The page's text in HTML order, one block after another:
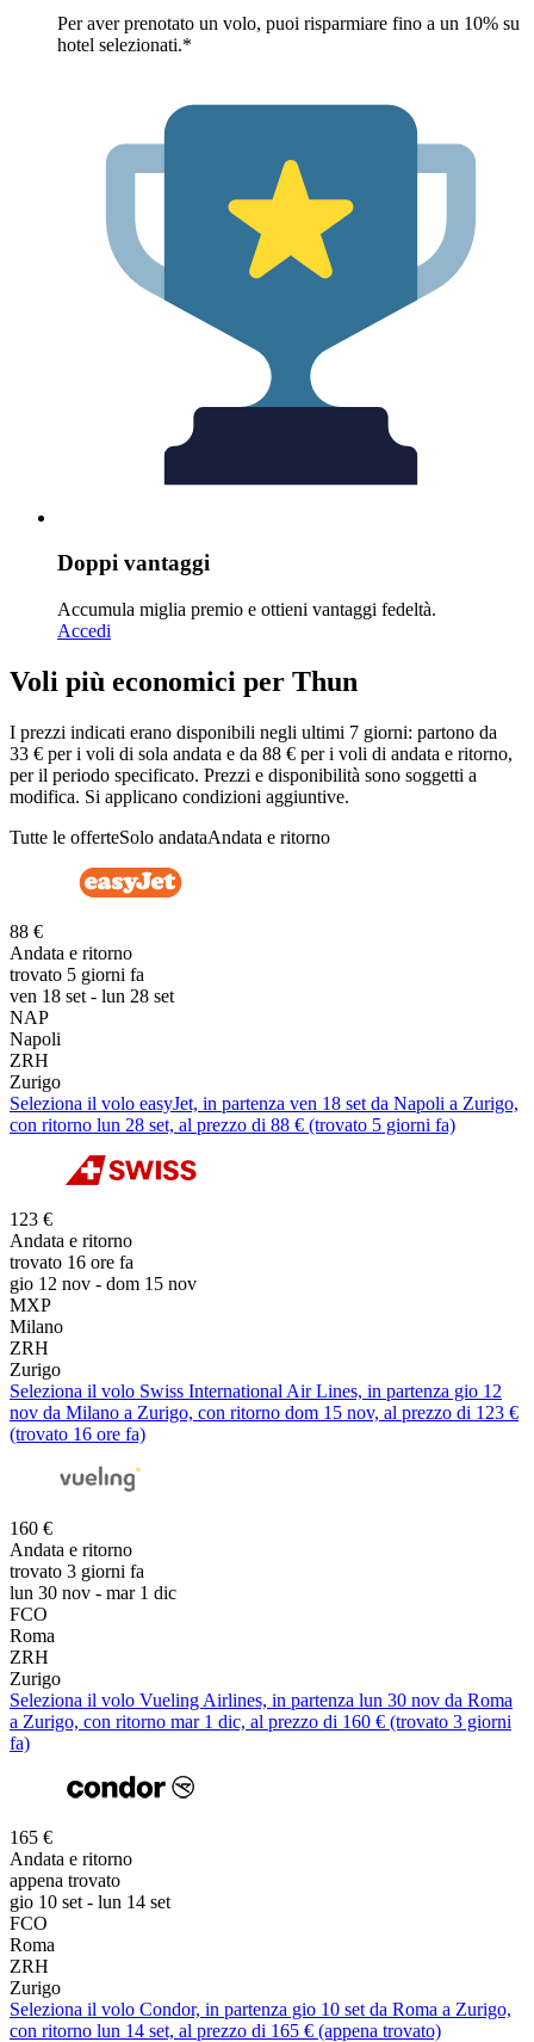
Per aver prenotato un volo, puoi risparmiare fino a un 10% su
hotel selezionati.*
Doppi vantaggi
Accumula miglia premio e ottieni vantaggi fedeltà.
Accedi
Voli più economici per Thun
I prezzi indicati erano disponibili negli ultimi 7 giorni: partono da
33 € per i voli di sola andata e da 88 € per i voli di andata e ritorno,
per il periodo specificato. Prezzi e disponibilità sono soggetti a
modifica. Si applicano condizioni aggiuntive.
Tutte le offerteSolo andataAndata e ritorno
88 €
Andata e ritorno
trovato 5 giorni fa
ven 18 set - lun 28 set
NAP
Napoli
ZRH
Zurigo
Seleziona il volo easyJet, in partenza ven 18 set da Napoli a Zurigo,
con ritorno lun 28 set, al prezzo di 88 € (trovato 5 giorni fa)
123 €
Andata e ritorno
trovato 16 ore fa
gio 12 nov - dom 15 nov
MXP
Milano
ZRH
Zurigo
Seleziona il volo Swiss International Air Lines, in partenza gio 12
nov da Milano a Zurigo, con ritorno dom 15 nov, al prezzo di 123 €
(trovato 16 ore fa)
160 €
Andata e ritorno
trovato 3 giorni fa
lun 30 nov - mar 1 dic
FCO
Roma
ZRH
Zurigo
Seleziona il volo Vueling Airlines, in partenza lun 30 nov da Roma
a Zurigo, con ritorno mar 1 dic, al prezzo di 160 € (trovato 3 giorni
fa)
165 €
Andata e ritorno
appena trovato
gio 10 set - lun 14 set
FCO
Roma
ZRH
Zurigo
Seleziona il volo Condor, in partenza gio 10 set da Roma a Zurigo,
con ritorno lun 14 set, al prezzo di 165 € (appena trovato)